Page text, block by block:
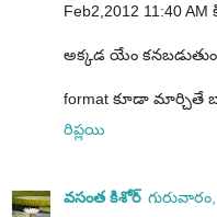
Feb2,2012 11:40 AM
అక్కడ యేం
format కూడా మార్చితే
రిప్లయి
వసంత కిశోర్